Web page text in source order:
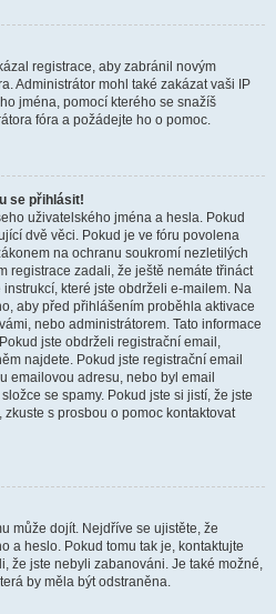
registrace, aby zabránil novým
Administrátor mohl také zakázat vaši IP
jména, pomocí kterého se snažíš
fóra a požádejte ho o pomoc.
se přihlásit!
uživatelského jména a hesla. Pokud
dvě věci. Pokud je ve fóru povolena
na ochranu soukromí nezletilých
registrace zadali, že ještě nemáte třináct
které jste obdrželi e-mailem. Na
aby před přihlášením proběhla aktivace
nebo administrátorem. Tato informace
jste obdrželi registrační email,
najdete. Pokud jste registrační email
emailovou adresu, nebo byl email
se spamy. Pokud jste si jistí, že jste
s prosbou o pomoc kontaktovat
může dojít. Nejdříve se ujistěte, že
a heslo. Pokud tomu tak je, kontaktujte
že jste nebyli zabanováni. Je také možné,
by měla být odstraněna.